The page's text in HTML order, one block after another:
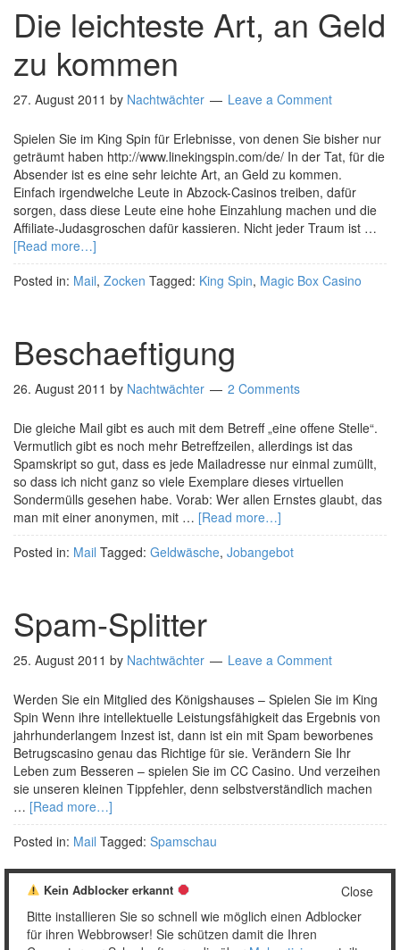
Die leichteste Art, an Geld
zu kommen
27. August 2011 by Nachtwächter Leave a Comment
Spielen Sie im King Spin für Erlebnisse, von denen Sie bisher nur
geträumt haben http://www.linekingspin.com/de/ In der Tat, für die
Absender ist es eine sehr leichte Art, an Geld zu kommen.
Einfach irgendwelche Leute in Abzock-Casinos treiben, dafür
sorgen, dass diese Leute eine hohe Einzahlung machen und die
Affiliate-Judasgroschen dafür kassieren. Nicht jeder Traum ist …
[Read more…]
Posted in: Mail, Zocken Tagged: King Spin, Magic Box Casino
Beschaeftigung
26. August 2011 by Nachtwächter 2 Comments
Die gleiche Mail gibt es auch mit dem Betreff „eine offene Stelle“.
Vermutlich gibt es noch mehr Betreffzeilen, allerdings ist das
Spamskript so gut, dass es jede Mailadresse nur einmal zumüllt,
so dass ich nicht ganz so viele Exemplare dieses virtuellen
Sondermülls gesehen habe. Vorab: Wer allen Ernstes glaubt, das
man mit einer anonymen, mit … [Read more…]
Posted in: Mail Tagged: Geldwäsche, Jobangebot
Spam-Splitter
25. August 2011 by Nachtwächter Leave a Comment
Werden Sie ein Mitglied des Königshauses – Spielen Sie im King
Spin Wenn ihre intellektuelle Leistungsfähigkeit das Ergebnis von
jahrhunderlangem Inzest ist, dann ist ein mit Spam beworbenes
Betrugscasino genau das Richtige für sie. Verändern Sie Ihr
Leben zum Besseren – spielen Sie im CC Casino. Und verzeihen
sie unseren kleinen Tippfehler, denn selbstverständlich machen
… [Read more…]
Posted in: Mail Tagged: Spamschau
1 2 … 5 Weiter »
Close
Kein Adblocker erkannt
Bitte installieren Sie so schnell wie möglich einen Adblocker
für ihren Webbrowser! Sie schützen damit die Ihren